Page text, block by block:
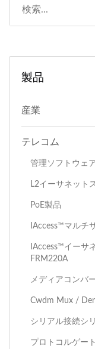
製品
産業
テレコム
管理ソフトウェ
L2イーサネット
PoE製品
IAccess™マルチ
IAccess™イーサ
FRM220A
メディアコンバ
Cwdm Mux /
シリアル接続シ
プロトコルゲー